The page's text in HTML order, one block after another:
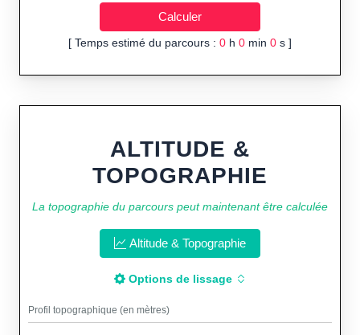
[ Temps estimé du parcours : 0 h 0 min 0 s ]
ALTITUDE &
TOPOGRAPHIE
La topographie du parcours peut maintenant être calculée
Altitude & Topographie
Options de lissage
Profil topographique (en mètres)